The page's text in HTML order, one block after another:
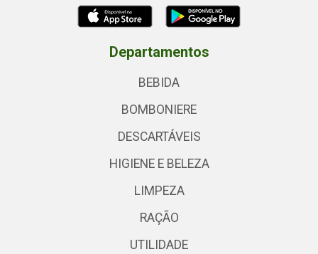
Departamentos
BEBIDA
BOMBONIERE
DESCARTÁVEIS
HIGIENE E BELEZA
LIMPEZA
RAÇÃO
UTILIDADE